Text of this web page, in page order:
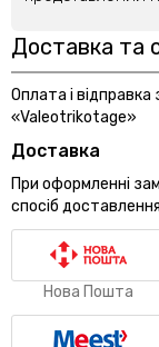
Доставка та
Оплата і
«Valeotrikotage»
Доставка
При оформленні
спосіб
Нова Пошта